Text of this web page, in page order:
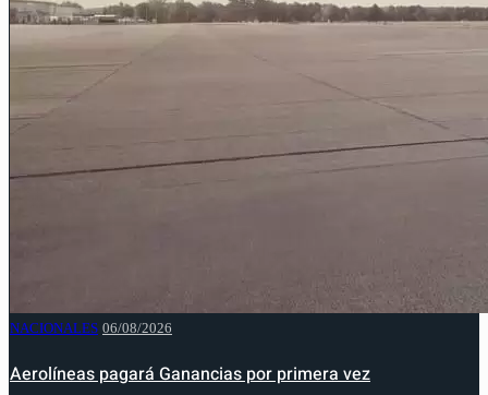
NACIONALES 06/08/2026
Aerolíneas pagará Ganancias por primera vez